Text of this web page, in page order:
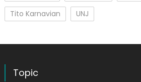
Tito Karnavian
UNJ
Topic